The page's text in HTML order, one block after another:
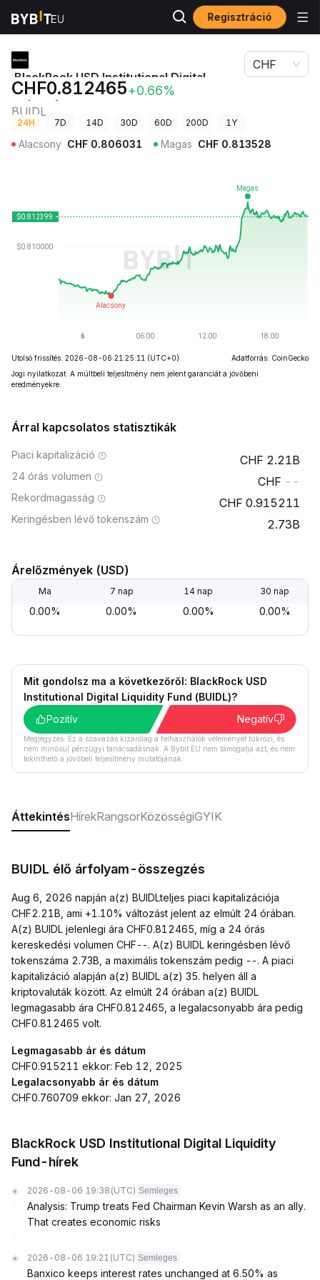
Regisztráció
Kriptovaluta
BlackRock USD Institutional Digital Liquidity Fund ára
BlackRock USD Institutional Digital
Liquidity Fund ára
BUIDL
CHF0.812465+0.66%
CHF
24H 7D 14D 30D 60D 200D 1Y
Alacsony CHF 0.806031 Magas CHF 0.813528
Utolsó frissítés: 2026-08-06 21:25:11 (UTC+0)
Adatforrás: CoinGecko
Jogi nyilatkozat: A múltbeli teljesítmény nem jelent garanciát a jövőbeni
eredményekre.
Árral kapcsolatos statisztikák
Piaci kapitalizáció 2.21B
24 órás volumen --
Rekordmagasság 0.915211
Keringésben lévő tokenszám 2.73B
Árelőzmények (USD)
Ma 7 nap 14 nap 30 nap
0.00% 0.00% 0.00% 0.00%
Mit gondolsz ma a következőről: BlackRock USD
Institutional Digital Liquidity Fund (BUIDL)?
Pozitív
Negatív
Megjegyzés: Ez a szavazás kizárólag a felhasználók véleményét tükrözi, és
nem minősül pénzügyi tanácsadásnak. A Bybit EU nem támogatja azt, és nem
tekinthető a jövőbeli teljesítmény mutatójának.
ÁttekintésHírekRangsorKözösségiGYIK
BUIDL élő árfolyam-összegzés
Aug 6, 2026 napján a(z) BUIDLteljes piaci kapitalizációja
CHF2.21B, ami +1.10% változást jelent az elmúlt 24 órában.
A(z) BUIDL jelenlegi ára CHF0.812465, míg a 24 órás
kereskedési volumen CHF--. A(z) BUIDL keringésben lévő
tokenszáma 2.73B, a maximális tokenszám pedig --. A piaci
kapitalizáció alapján a(z) BUIDL a(z) 35. helyen áll a
kriptovaluták között. Az elmúlt 24 órában a(z) BUIDL
legmagasabb ára CHF0.812465, a legalacsonyabb ára pedig
CHF0.812465 volt.
Legmagasabb ár és dátum
CHF0.915211 ekkor: Feb 12, 2025
Legalacsonyabb ár és dátum
CHF0.760709 ekkor: Jan 27, 2026
BlackRock USD Institutional Digital Liquidity
Fund-hírek
2026-08-06 19:38 (UTC) Semleges
Analysis: Trump treats Fed Chairman Kevin Warsh as an ally.
That creates economic risks
2026-08-06 19:21 (UTC) Semleges
Banxico keeps interest rates unchanged at 6.50% as